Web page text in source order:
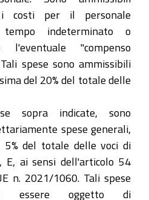
i costi per il personale
indeterminato o
l'eventuale "compenso
spese sono ammissibili
del 20% del totale delle
sopra indicate, sono
spese generali,
del totale delle voci di
E, ai sensi dell'articolo 54
n. 2021/1060. Tali spese
essere oggetto di